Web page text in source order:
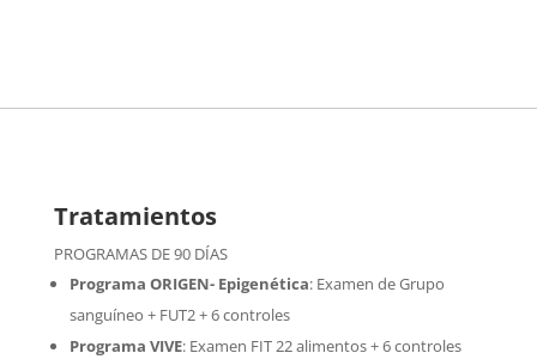
Tratamientos
PROGRAMAS DE 90 DÍAS
Programa ORIGEN- Epigenética:Examen de Grupo
sanguíneo + FUT2 + 6 controles
Programa VIVE: Examen FIT 22 alimentos + 6 controles